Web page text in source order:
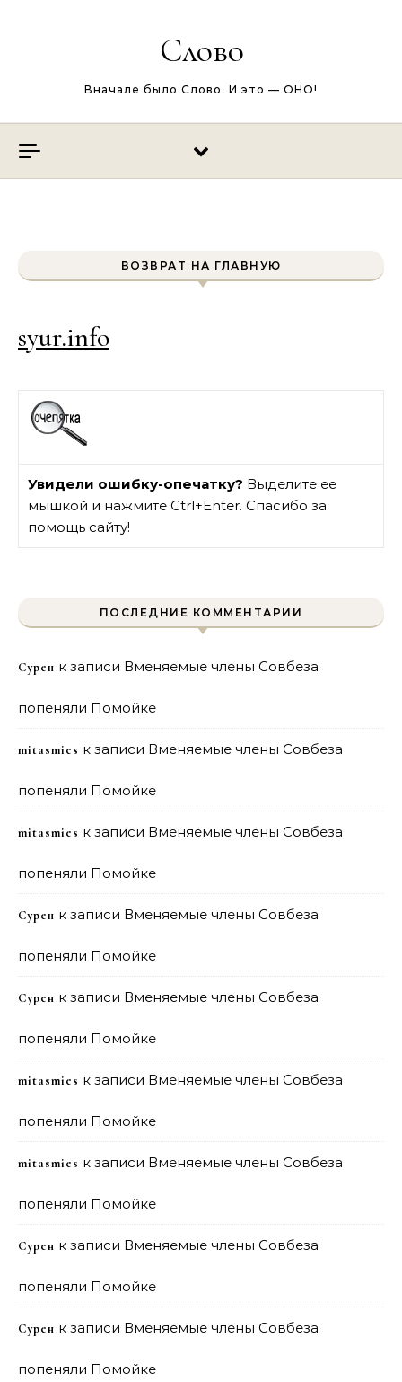
Слово
Вначале было Слово. И это — ОНО!
ВОЗВРАТ НА ГЛАВНУЮ
syur.info
Увидели ошибку-опечатку? Выделите ее
мышкой и нажмите Ctrl+Enter. Спасибо за
помощь сайту!
ПОСЛЕДНИЕ КОММЕНТАРИИ
Сурен к записи Вменяемые члены Совбеза
попеняли Помойке
mitasmies к записи Вменяемые члены Совбеза
попеняли Помойке
mitasmies к записи Вменяемые члены Совбеза
попеняли Помойке
Сурен к записи Вменяемые члены Совбеза
попеняли Помойке
Сурен к записи Вменяемые члены Совбеза
попеняли Помойке
mitasmies к записи Вменяемые члены Совбеза
попеняли Помойке
mitasmies к записи Вменяемые члены Совбеза
попеняли Помойке
Сурен к записи Вменяемые члены Совбеза
попеняли Помойке
Сурен к записи Вменяемые члены Совбеза
попеняли Помойке